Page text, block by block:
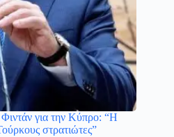
για την Κύπρο: “Η
στρατιώτες”